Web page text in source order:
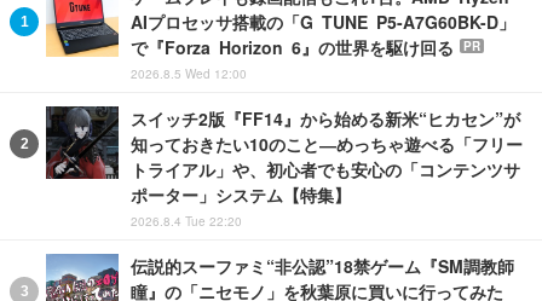
AIプロセッサ搭載の「G TUNE P5-A7G60BK-D」
で『Forza Horizon 6』の世界を駆け回る
PR
2026.8.5 Wed 12:00
スイッチ2版『FF14』から始める新米“ヒカセン”が
知っておきたい10のこと―めっちゃ遊べる「フリー
トライアル」や、初心者でも安心の「コンテンツサ
ポーター」システム【特集】
2026.8.4 Tue 22:20
伝説的スーファミ“非公認”18禁ゲーム『SM調教師
瞳』の「ニセモノ」を秋葉原に買いに行ってみた